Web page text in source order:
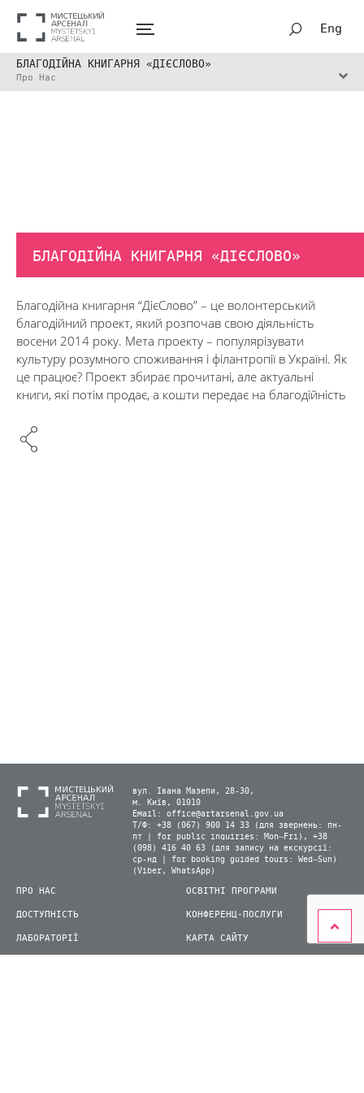
Eng
БЛАГОДІЙНА КНИГАРНЯ «ДІЄСЛОВО»
Про Нас
БЛАГОДІЙНА КНИГАРНЯ «ДІЄСЛОВО»
Благодійна книгарня “ДієСлово” – це волонтерський
благодійний проект, який розпочав свою діяльність
восени 2014 року. Мета проекту – популярізувати
культуру розумного споживання і філантропії в Україні. Як
це працює? Проект збирає прочитані, але актуальні
книги, які потім продає, а кошти передає на благодійність
вул. Івана Мазепи, 28-30,
м. Київ, 01010
Email: office@artarsenal.gov.ua
Т/Ф: +38 (067) 900 14 33 (для звернень: пн-
пт | for public inquiries: Mon–Fri), +38
(098) 416 40 63 (для запису на екскурсії:
ср-нд | for booking guided tours: Wed–Sun)
(Viber, WhatsApp)
ПРО НАС
ДОСТУПНІСТЬ
ЛАБОРАТОРІЇ
ОСВІТНІ ПРОГРАМИ
КОНФЕРЕНЦ-ПОСЛУГИ
КАРТА САЙТУ